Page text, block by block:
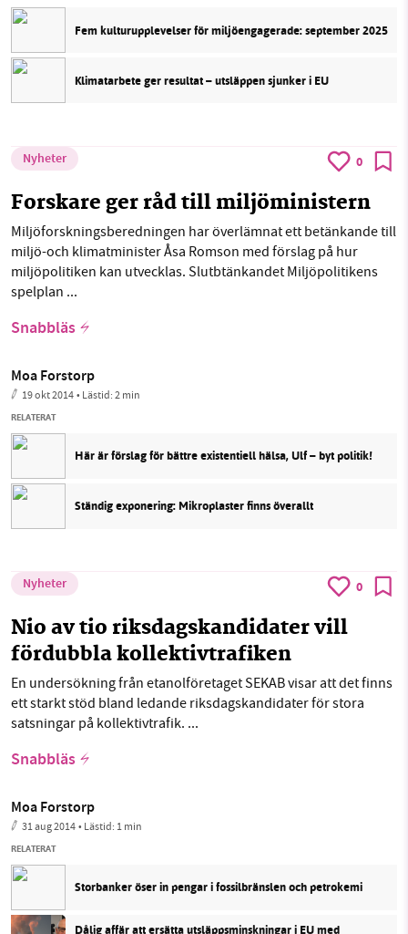
Fem kulturupplevelser för miljöengagerade: september 2025
Klimatarbete ger resultat – utsläppen sjunker i EU
Nyheter 0
Forskare ger råd till miljöministern
Miljöforskningsberedningen har överlämnat ett betänkande till
miljö-och klimatminister Åsa Romson med förslag på hur
miljöpolitiken kan utvecklas. Slutbtänkandet Miljöpolitikens
spelplan ...
Snabbläs
Moa Forstorp
19 okt 2014• Lästid:2 min
RELATERAT
Här är förslag för bättre existentiell hälsa, Ulf – byt politik!
Ständig exponering: Mikroplaster finns överallt
Nyheter 0
Nio av tio riksdagskandidater vill
fördubbla kollektivtrafiken
En undersökning från etanolföretaget SEKAB visar att det finns
ett starkt stöd bland ledande riksdagskandidater för stora
satsningar på kollektivtrafik. ...
Snabbläs
Moa Forstorp
31 aug 2014• Lästid: 1 min
RELATERAT
Storbanker öser in pengar i fossilbränslen och petrokemi
Dålig affär att ersätta utsläppsminskningar i EU med